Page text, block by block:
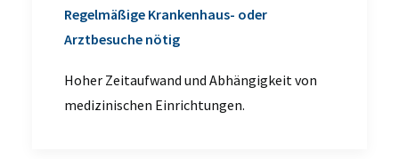
Regelmäßige Krankenhaus- oder
Arztbesuche nötig
Hoher Zeitaufwand und Abhängigkeit von
medizinischen Einrichtungen.